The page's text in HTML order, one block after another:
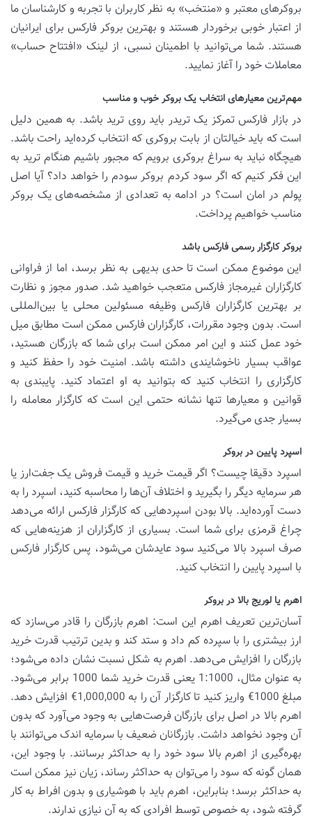
بروکرهای معتبر و «منتخب» به نظر کاربران با تجربه و کارشناسان ما
از اعتبار خوبی برخوردار هستند و بهترین بروکر فارکس برای ایرانیان
هستند. شما‌ می‌توانید با اطمینان نسبی، از لینک «افتتاح حساب»
معاملات خود را آغاز نمایید.
مهم‌ترین معیارهای انتخاب یک بروکر خوب و مناسب
در بازار فارکس تمرکز یک تریدر باید روی ترید باشد. به همین دلیل
است که باید خیالتان از بابت بروکری که انتخاب کرده‌اید راحت باشد.
هیچگاه نباید به سراغ بروکری برویم که مجبور باشیم هنگام ترید به
این فکر کنیم که اگر سود کردم بروکر سودم را خواهد داد؟ آیا اصل
پولم در امان است؟ در ادامه به تعدادی از مشخصه‌های یک بروکر
مناسب خواهیم پرداخت.
بروکر کارگزار رسمی فارکس باشد
این موضوع ممکن است تا حدی بدیهی به نظر برسد، اما از فراوانی
کارگزاران غیرمجاز فارکس متعجب خواهید شد. صدور مجوز و نظارت
بر بهترین کارگزاران فارکس وظیفه مسئولین محلی یا بین‌المللی
است. بدون وجود مقررات، کارگزاران فارکس ممکن است مطابق میل
خود عمل کنند و این امر ممکن است برای شما که بازرگان هستید،
عواقب بسیار ناخوشایندی داشته باشد. امنیت خود را حفظ کنید و
کارگزاری را انتخاب کنید که بتوانید به او اعتماد کنید. پایبندی به
قوانین و معیارها تنها نشانه حتمی این است که کارگزار معامله را
بسیار جدی می‌گیرد.
اسپرد پایین در بروکر
اسپرد دقیقا چیست؟ اگر قیمت خرید و قیمت فروش یک جفت‌ارز یا
هر سرمایه دیگر را بگیرید و اختلاف آن‌ها را محاسبه کنید، اسپرد را به
دست آورده‌اید. بالا بودن اسپردهایی که کارگزار فارکس ارائه می‌دهد
چراغ قرمزی برای شما است. بسیاری از کارگزاران از هزینه‌هایی که
صرف اسپرد بالا می‌کنید سود عایدشان می‌شود، پس کارگزار فارکس
با اسپرد پایین را انتخاب کنید.
اهرم یا لوریج بالا در بروکر
آسان‌ترین تعریف اهرم این است: اهرم بازرگان را قادر می‌سازد که
ارز بیشتری را با سپرده کم داد و ستد کند و بدین ترتیب قدرت خرید
بازرگان را افزایش می‌دهد. اهرم به شکل نسبت نشان داده می‌شود؛
به عنوان مثال، 1:1000 یعنی قدرت خرید شما 1000 برابر می‌شود.
مبلغ ‎€1000 واریز کنید تا کارگزار آن را به ‎€1,000,000 افزایش دهد.
اهرم بالا در اصل برای بازرگان فرصت‌هایی به وجود می‌آورد که بدون
آن وجود نخواهد داشت. بازرگانان ضعیف با سرمایه اندک می‌توانند با
بهره‌گیری از اهرم بالا سود خود را به حداکثر برسانند. با وجود این،
همان گونه که سود را می‌توان به حداکثر رساند، زیان نیز ممکن است
به حداکثر برسد؛ بنابراین، اهرم باید با هوشیاری و بدون افراط به کار
گرفته شود، به خصوص توسط افرادی که به آن نیازی ندارند.